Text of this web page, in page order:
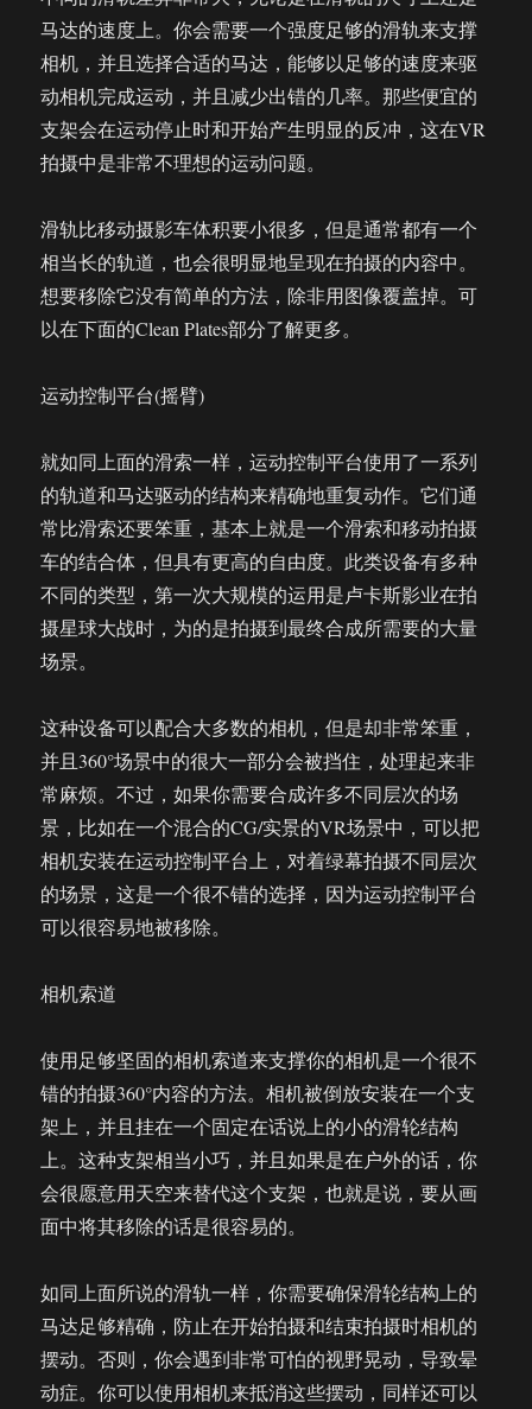
马达的速度上。你会需要一个强度足够的滑轨来支撑
相机，并且选择合适的马达，能够以足够的速度来驱
动相机完成运动，并且减少出错的几率。那些便宜的
支架会在运动停止时和开始产生明显的反冲，这在VR
拍摄中是非常不理想的运动问题。
滑轨比移动摄影车体积要小很多，但是通常都有一个
相当长的轨道，也会很明显地呈现在拍摄的内容中。
想要移除它没有简单的方法，除非用图像覆盖掉。可
以在下面的Clean Plates部分了解更多。
运动控制平台(摇臂)
就如同上面的滑索一样，运动控制平台使用了一系列
的轨道和马达驱动的结构来精确地重复动作。它们通
常比滑索还要笨重，基本上就是一个滑索和移动拍摄
车的结合体，但具有更高的自由度。此类设备有多种
不同的类型，第一次大规模的运用是卢卡斯影业在拍
摄星球大战时，为的是拍摄到最终合成所需要的大量
场景。
这种设备可以配合大多数的相机，但是却非常笨重，
并且360°场景中的很大一部分会被挡住，处理起来非
常麻烦。不过，如果你需要合成许多不同层次的场
景，比如在一个混合的CG/实景的VR场景中，可以把
相机安装在运动控制平台上，对着绿幕拍摄不同层次
的场景，这是一个很不错的选择，因为运动控制平台
可以很容易地被移除。
相机索道
使用足够坚固的相机索道来支撑你的相机是一个很不
错的拍摄360°内容的方法。相机被倒放安装在一个支
架上，并且挂在一个固定在话说上的小的滑轮结构
上。这种支架相当小巧，并且如果是在户外的话，你
会很愿意用天空来替代这个支架，也就是说，要从画
面中将其移除的话是很容易的。
如同上面所说的滑轨一样，你需要确保滑轮结构上的
马达足够精确，防止在开始拍摄和结束拍摄时相机的
摆动。否则，你会遇到非常可怕的视野晃动，导致晕
动症。你可以使用相机来抵消这些摆动，同样还可以